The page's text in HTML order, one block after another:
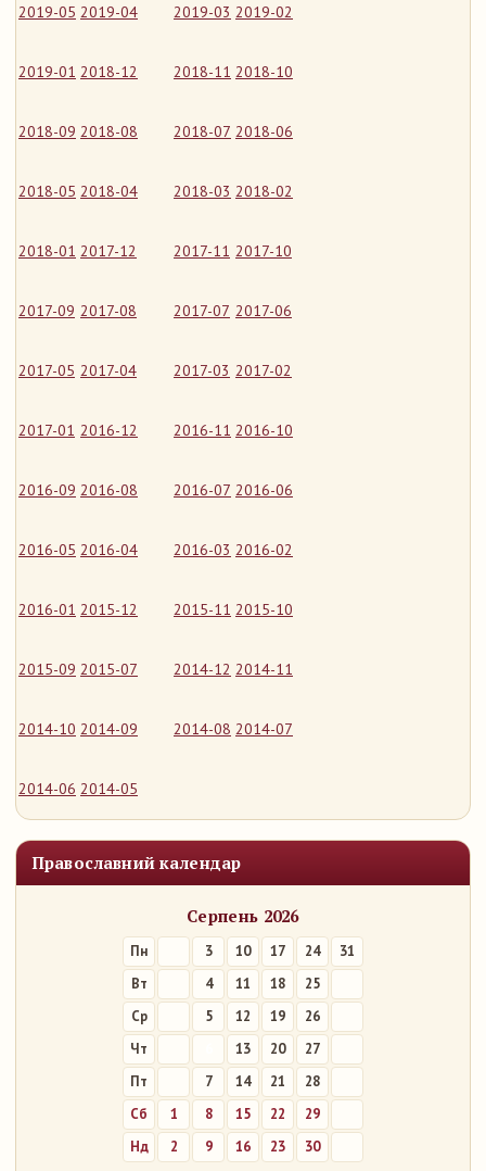
2019-05 2019-04 2019-03 2019-02
2019-01 2018-12 2018-11 2018-10
2018-09 2018-08 2018-07 2018-06
2018-05 2018-04 2018-03 2018-02
2018-01 2017-12 2017-11 2017-10
2017-09 2017-08 2017-07 2017-06
2017-05 2017-04 2017-03 2017-02
2017-01 2016-12 2016-11 2016-10
2016-09 2016-08 2016-07 2016-06
2016-05 2016-04 2016-03 2016-02
2016-01 2015-12 2015-11 2015-10
2015-09 2015-07 2014-12 2014-11
2014-10 2014-09 2014-08 2014-07
2014-06 2014-05
Православний календар
Серпень 2026
Пн 3 10 17 24
31
Вт
4 11 18
25
Ср
5 12 19
26
Чт
13 20
27
Пт
7 14 21
28
Сб
1 8 15 22
29
Нд
2 9 16 23 30